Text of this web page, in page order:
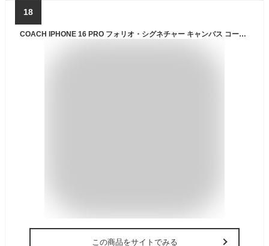
18
COACH IPHONE 16 PRO フォリオ・シグネチャー キャンバス コーチ スマホグッズ・オーディオ機器 スマホ・タブレット・PCケース/カバー ベージュ【送料無料】
この商品をサイトでみる